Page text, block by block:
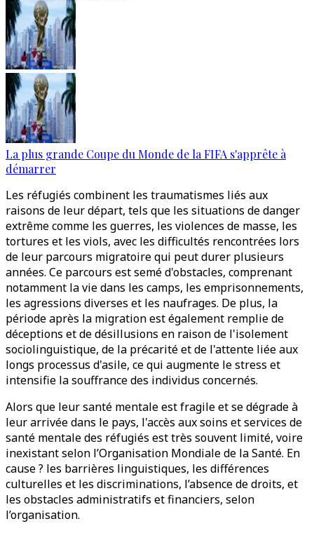
La plus grande Coupe du Monde de la FIFA s'apprête à
démarrer
Les réfugiés combinent les traumatismes liés aux
raisons de leur départ, tels que les situations de danger
extrême comme les guerres, les violences de masse, les
tortures et les viols, avec les difficultés rencontrées lors
de leur parcours migratoire qui peut durer plusieurs
années. Ce parcours est semé d'obstacles, comprenant
notamment la vie dans les camps, les emprisonnements,
les agressions diverses et les naufrages. De plus, la
période après la migration est également remplie de
déceptions et de désillusions en raison de l'isolement
sociolinguistique, de la précarité et de l'attente liée aux
longs processus d'asile, ce qui augmente le stress et
intensifie la souffrance des individus concernés.
Alors que leur santé mentale est fragile et se dégrade à
leur arrivée dans le pays, l'accès aux soins et services de
santé mentale des réfugiés est très souvent limité, voire
inexistant selon l’Organisation Mondiale de la Santé. En
cause ? les barrières linguistiques, les différences
culturelles et les discriminations, l’absence de droits, et
les obstacles administratifs et financiers, selon
l’organisation.